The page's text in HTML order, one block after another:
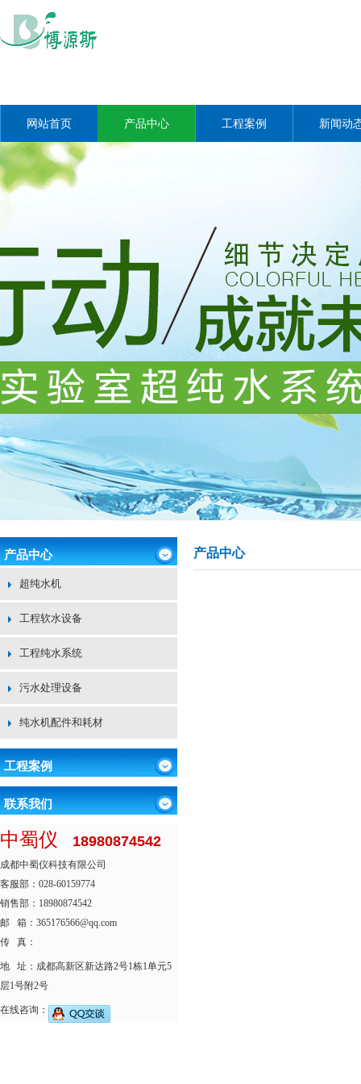
网站首页 产品中心 工程案例 新闻动
产品中心
超纯水机
工程软水设备
工程纯水系统
污水处理设备
纯水机配件和耗材
工程案例
联系我们
中蜀仪 18980874542
成都中蜀仪科技有限公司
客服部：028-60159774
销售部：18980874542
邮 箱：365176566@qq.com
传 真：
地 址：成都高新区新达路2号1栋1单元5
层1号附2号
在线咨询：
产品中心